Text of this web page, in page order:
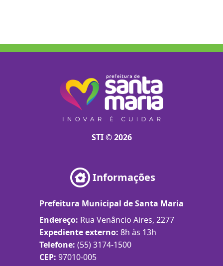
STI © 2026
Informações
Prefeitura Municipal de Santa Maria
Endereço: Rua Venâncio Aires, 2277
Expediente externo: 8h às 13h
Telefone: (55) 3174-1500
CEP: 97010-005